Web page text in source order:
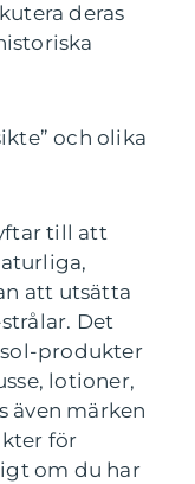
deras
och olika
till att
att utsätta
Det
produkter
lotioner,
även märken
för
om du har